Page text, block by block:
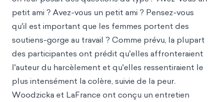
petit ami ? Avez-vous un petit ami ? Pensez-vous
qu'il est important que les femmes portent des
soutiens-gorge au travail ? Comme prévu, la plupart
des participantes ont prédit qu'elles affronteraient
l'auteur du harcèlement et qu'elles ressentiraient le
plus intensément la colère, suivie de la peur.
Woodzicka et LaFrance ont conçu un entretien